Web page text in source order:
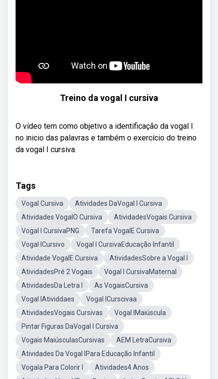
Treino da vogal I cursiva
O vídeo tem como objetivo a identificação da vogal I
no inicio das palavras e também o exercício do treino
da vogal I cursiva.
Tags
Vogal Cursiva
Atividades DaVogal I Cursiva
Atividades VogalO Cursiva
AtividadesVogais Cursiva
Vogal I CursivaPNG
Tarefa VogalE Cursiva
Vogal ICursivo
Vogal I CursivaEducação Infantil
Atividade VogalE Cursiva
AtividadesSobre a Vogal I
AtividadesPré 2 Vogais
Vogal I CursivaMaternal
AtividadesDa Letra I
As VogaisCursiva
Vogal IAtividdaes
Vogal ICurscivaa
AtividadesVogais Cursivas
Vogal IMaiúscula
Pintar Figuras DaVogal I Cursiva
Vogais MaiúsculasCursivas
AEM LetraCursiva
Atividades Da Vogal IPara Educação Infantil
Vogala Para Colorir I
Atividades4 Anos